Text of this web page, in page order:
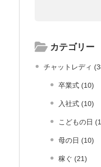
カテゴリー
チャットレディ
卒業式 (10)
入社式 (10)
こどもの日
母の日 (10)
稼ぐ (21)